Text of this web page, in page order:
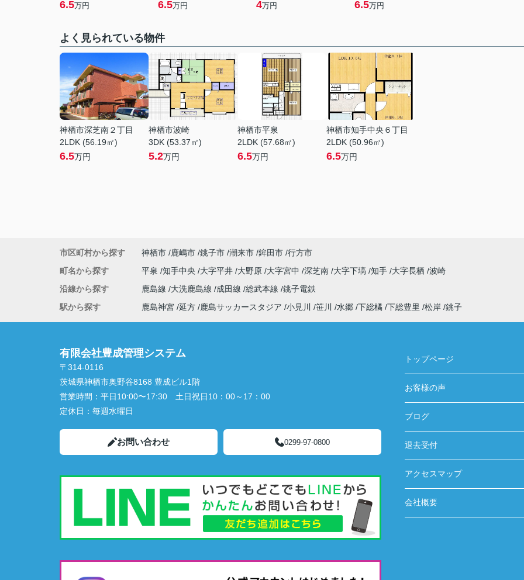
6.5万円 6.5万円 4万円 6.5万円
よく見られている物件
神栖市深芝南２丁目
2LDK (56.19㎡)
6.5万円
神栖市波崎
3DK (53.37㎡)
5.2万円
神栖市平泉
2LDK (57.68㎡)
6.5万円
神栖市知手中央６丁目
2LDK (50.96㎡)
6.5万円
市区町村から探す 神栖市 鹿嶋市 銚子市 潮来市 鉾田市 行方市
町名から探す
平泉 知手中央 大字平井 大野原 大字宮中 深芝南 大字下塙 知手 大字長栖 波崎
沿線から探す
鹿島線 大洗鹿島線 成田線 総武本線 銚子電鉄
駅から探す
鹿島神宮 延方 鹿島サッカースタジア 小見川 笹川 水郷 下総橘 下総豊里 松岸 銚子
有限会社豊成管理システム
〒314-0116
茨城県神栖市奥野谷8168 豊成ビル1階
営業時間： 平日10:00〜17:30 土日祝日10：00～17：00
定休日： 毎週水曜日
お問い合わせ 0299-97-0800
トップページ
お客様の声
ブログ
退去受付
アクセスマップ
会社概要